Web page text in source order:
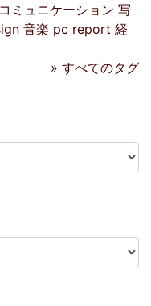
コミュニケーション 写
音楽 pc report 経
» すべてのタグ